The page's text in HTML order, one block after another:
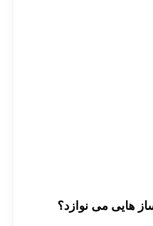
هایی می نوازد؟